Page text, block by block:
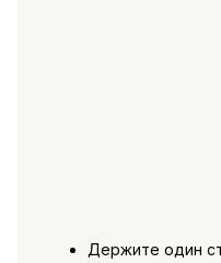
Держите один